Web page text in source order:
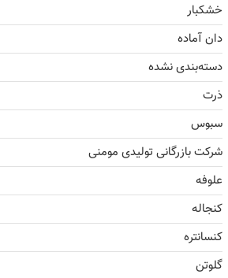
خشکبار
دان آماده
دسته‌بندی نشده
ذرت
سبوس
شرکت بازرگانی تولیدی مومنی
علوفه
کنجاله
کنسانتره
گلوتن